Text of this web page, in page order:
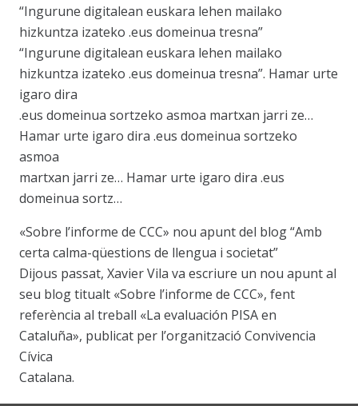
“Ingurune digitalean euskara lehen mailako
hizkuntza izateko .eus domeinua tresna”
“Ingurune digitalean euskara lehen mailako
hizkuntza izateko .eus domeinua tresna”. Hamar urte
igaro dira
.eus domeinua sortzeko asmoa martxan jarri ze…
Hamar urte igaro dira .eus domeinua sortzeko
asmoa
martxan jarri ze… Hamar urte igaro dira .eus
domeinua sortz…
«Sobre l’informe de CCC» nou apunt del blog “Amb
certa calma-qüestions de llengua i societat”
Dijous passat, Xavier Vila va escriure un nou apunt al
seu blog titualt «Sobre l’informe de CCC», fent
referència al treball «La evaluación PISA en
Cataluña», publicat per l’organització Convivencia
Cívica
Catalana.